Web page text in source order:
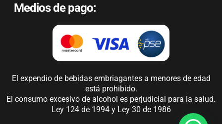
Medios de pago:
El expendio de bebidas embriagantes a menores de edad
está prohibido.
El consumo excesivo de alcohol es perjudicial para la salud.
Ley 124 de 1994 y Ley 30 de 1986